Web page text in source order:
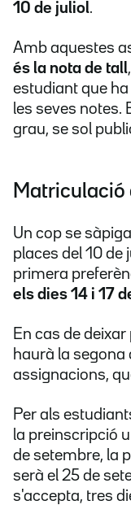
10 de juliol.
Amb aquestes
és la nota de tall
estudiant que
les seves notes.
grau, se sol
Matriculació
Un cop se
places del 10 de
primera
els dies 14 i 17
En cas de
haurà la segona
assignacions,
Per als
la preinscripció
de setembre, la
serà el 25 de
s'accepta, tres